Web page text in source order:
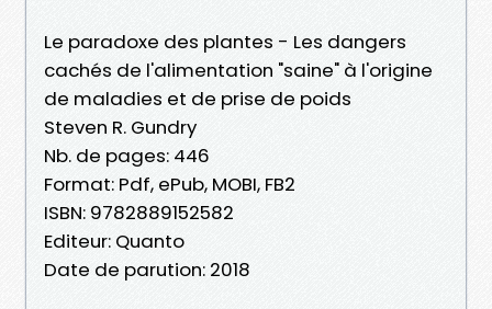
Le paradoxe des plantes - Les dangers
cachés de l'alimentation "saine" à l'origine
de maladies et de prise de poids
Steven R. Gundry
Nb. de pages: 446
Format: Pdf, ePub, MOBI, FB2
ISBN: 9782889152582
Editeur: Quanto
Date de parution: 2018